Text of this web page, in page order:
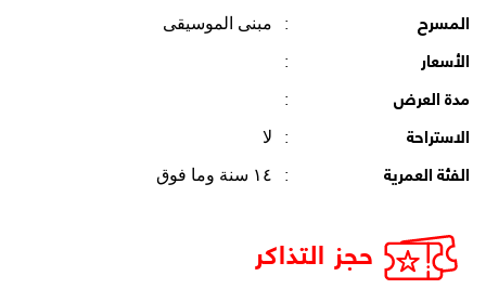
المسرح
: مبنى الموسيقى
الأسعار :
مدة العرض :
الاستراحة : لا
الفئة العمرية : ١٤ سنة وما فوق
حجز التذاكر